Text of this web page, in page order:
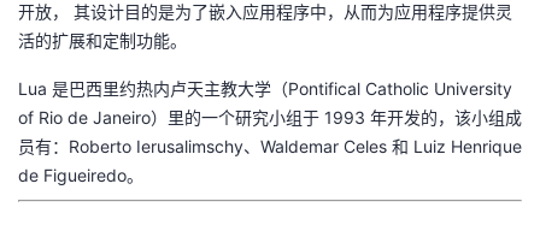
页
开
发
者
开放， 其设计目的是为了嵌入应用程序中，从而为应用程序提供灵
活的扩展和定制功能。
Lua 是巴西里约热内卢天主教大学（Pontifical Catholic University
of Rio de Janeiro）里的一个研究小组于 1993 年开发的，该小组成
员有：Roberto Ierusalimschy、Waldemar Celes 和 Luiz Henrique
de Figueiredo。